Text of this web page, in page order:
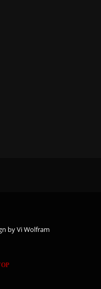
byVi Wolfram